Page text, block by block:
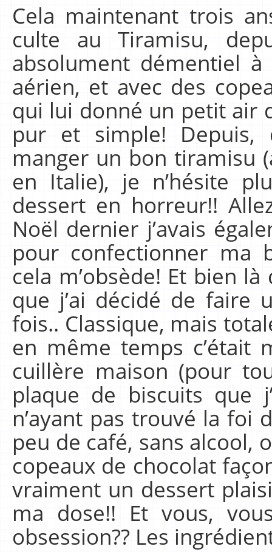
Cela maintenant trois
culte au Tiramisu,
absolument démentiel
aérien, et avec des
qui lui donné un petit air
pur et simple! Depuis,
manger un bon tiramisu
en Italie), je n’hésite
dessert en horreur!!
Noël dernier j’avais
pour confectionner ma
cela m’obsède! Et bien
que j’ai décidé de faire
fois.. Classique, mais
en même temps c’était
cuillère maison (pour
plaque de biscuits que
n’ayant pas trouvé la foi
peu de café, sans alcool,
copeaux de chocolat
vraiment un dessert
ma dose!! Et vous,
obsession?? Les